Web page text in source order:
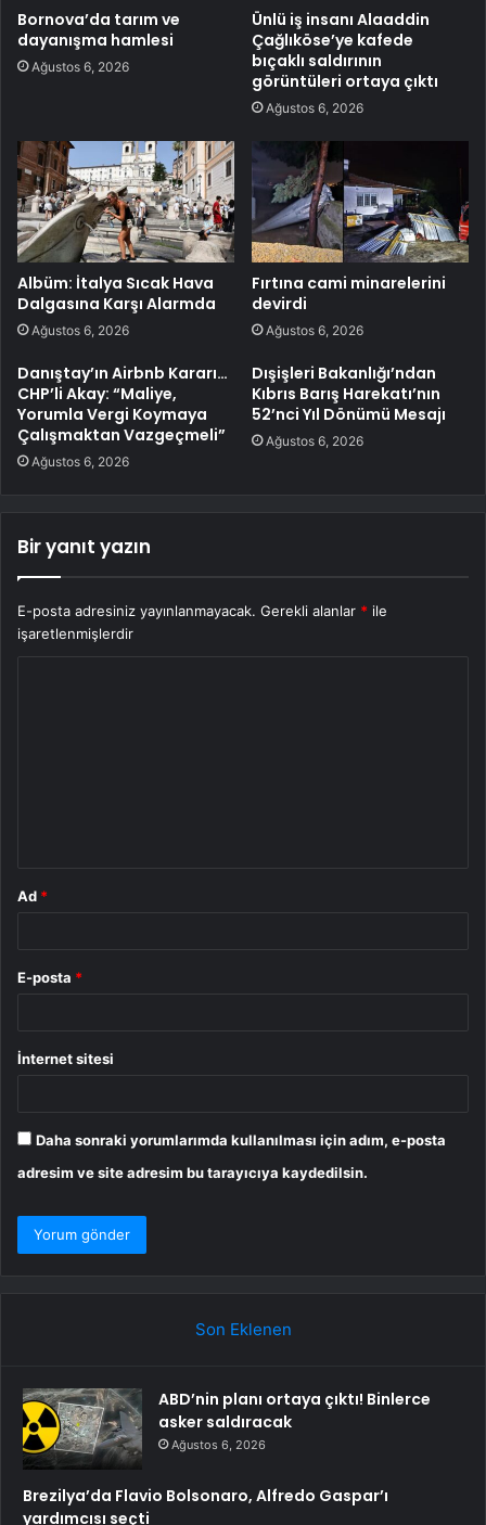
Bornova’da tarım ve
dayanışma hamlesi
Ağustos 6, 2026
Ünlü iş insanı Alaaddin
Çağlıköse’ye kafede
bıçaklı saldırının
görüntüleri ortaya çıktı
Ağustos 6, 2026
Albüm: İtalya Sıcak Hava
Dalgasına Karşı Alarmda
Ağustos 6, 2026
Fırtına cami minarelerini
devirdi
Ağustos 6, 2026
Danıştay’ın Airbnb Kararı…
CHP’li Akay: “Maliye,
Yorumla Vergi Koymaya
Çalışmaktan Vazgeçmeli”
Ağustos 6, 2026
Dışişleri Bakanlığı’ndan
Kıbrıs Barış Harekatı’nın
52’nci Yıl Dönümü Mesajı
Ağustos 6, 2026
Bir yanıt yazın
E-posta adresiniz yayınlanmayacak. Gerekli alanlar * ile
işaretlenmişlerdir
Ad *
E-posta *
İnternet sitesi
Daha sonraki yorumlarımda kullanılması için adım, e-posta
adresim ve site adresim bu tarayıcıya kaydedilsin.
Son Eklenen
ABD’nin planı ortaya çıktı! Binlerce
asker saldıracak
Ağustos 6, 2026
Brezilya’da Flavio Bolsonaro, Alfredo Gaspar’ı
yardımcısı seçti